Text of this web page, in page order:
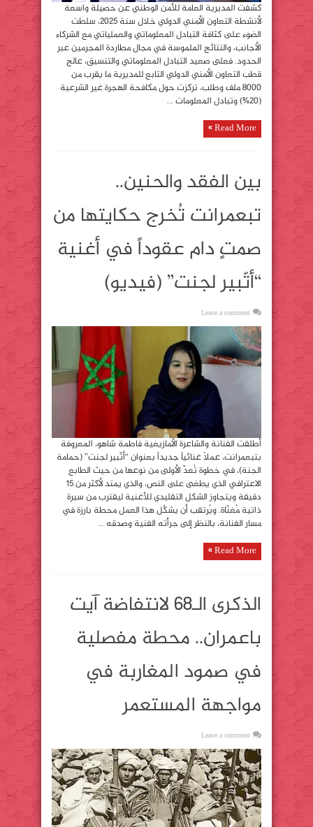
كشفت المديرية العامة للأمن الوطني عن حصيلة واسعة
لأنشطة التعاون الأمني الدولي خلال سنة 2025، سلطت
الضوء على كثافة التبادل المعلوماتي والعملياتي مع الشركاء
الأجانب، والنتائج الملموسة في مجال مطاردة المجرمين عبر
الحدود. فعلى صعيد التبادل المعلوماتي والتنسيق، عالج
قطب التعاون الأمني الدولي التابع للمديرية ما يقرب من
8000 ملف وطلب، تركزت حول مكافحة الهجرة غير الشرعية
(20%) وتبادل المعلومات ...
Read More »
بين الفقد والحنين..
تبعمرانت تُخرج حكايتها من
صمتٍ دام عقوداً في أغنية
“أتّبير لجنت” (فيديو)
Leave a comment
أطلقت الفنانة والشاعرة الأمازيغية فاطمة شاهو، المعروفة
بتبعمرانت، عملاً غنائياً جديداً بعنوان “أتّبير لجنت” (حمامة
الجنة)، في خطوة تُعدّ الأولى من نوعها من حيث الطابع
الاعترافي الذي يطغى على النص، والذي يمتد لأكثر من 15
دقيقة ويتجاوز الشكل التقليدي للأغنية ليقترب من سيرة
ذاتية مُغنّاة. ويُرتقب أن يشكّل هذا العمل محطة بارزة في
مسار الفنانة، بالنظر إلى جرأته الفنية وصدقه ...
Read More »
الذكرى الـ68 لانتفاضة آيت
باعمران.. محطة مفصلية
في صمود المغاربة في
مواجهة المستعمر
Leave a comment